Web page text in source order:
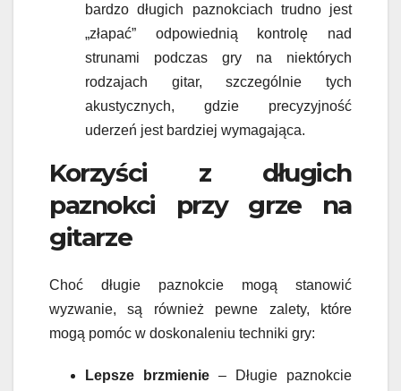
bardzo długich paznokciach trudno jest
„złapać” odpowiednią kontrolę nad
strunami podczas gry na niektórych
rodzajach gitar, szczególnie tych
akustycznych, gdzie precyzyjność
uderzeń jest bardziej wymagająca.
Korzyści z długich
paznokci przy grze na
gitarze
Choć długie paznokcie mogą stanowić
wyzwanie, są również pewne zalety, które
mogą pomóc w doskonaleniu techniki gry:
Lepsze brzmienie – Długie paznokcie